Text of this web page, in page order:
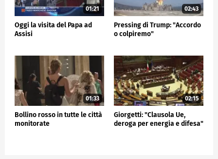
01:21
Oggi la visita del Papa ad
Assisi
02:43
Pressing di Trump: "Accordo
o colpiremo"
01:33
Bollino rosso in tutte le città
monitorate
02:15
Giorgetti: "Clausola Ue,
deroga per energia e difesa"